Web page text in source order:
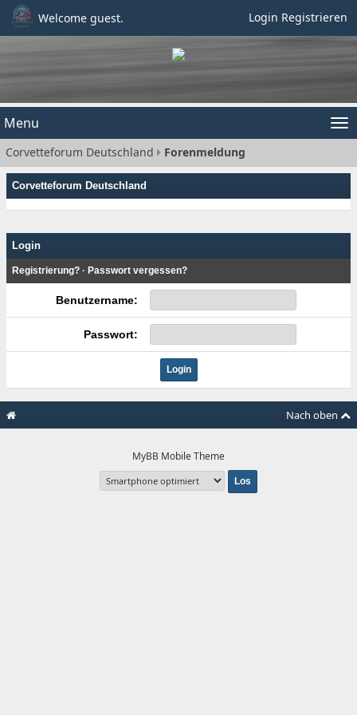
Welcome guest. Login Registrieren
Menu
Corvetteforum Deutschland Forenmeldung
Corvetteforum Deutschland
Login
Registrierung? · Passwort vergessen?
Benutzername:
Passwort:
Nach oben
MyBB Mobile Theme